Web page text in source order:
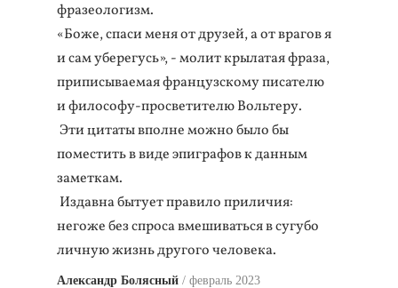
фразеологизм.
«Боже, спаси меня от друзей, а от врагов я
и сам уберегусь», - молит крылатая фраза,
приписываемая французскому писателю
и философу-просветителю Вольтеру.
Эти цитаты вполне можно было бы
поместить в виде эпиграфов к данным
заметкам.
Издавна бытует правило приличия:
негоже без спроса вмешиваться в сугубо
личную жизнь другого человека.
Александр Болясный февраль 2023